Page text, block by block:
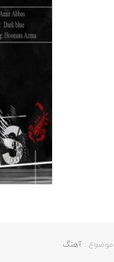
موضوع : آهنگ